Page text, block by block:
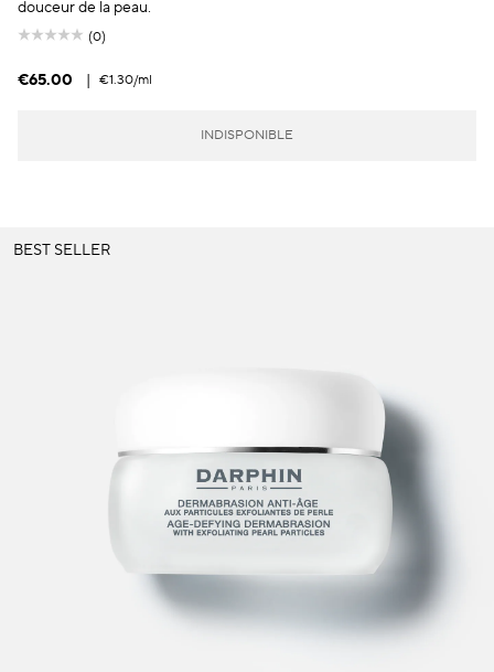
douceur de la peau.
(0)
€65.00 | €1.30/ml
INDISPONIBLE
BEST SELLER